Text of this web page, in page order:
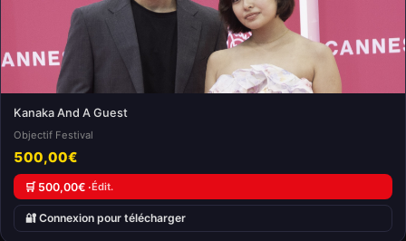
Kanaka And A Guest
Objectif Festival
500,00€
🛒 500,00€ ·Édit.
🔐 Connexion pour télécharger